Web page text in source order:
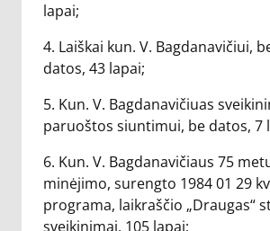
lapai;
4. Laiškai kun. V. Bagdanavičiui,
datos, 43 lapai;
5. Kun. V. Bagdanavičiuas
paruoštos siuntimui, be datos, 7
6. Kun. V. Bagdanavičiaus 75
minėjimo, surengto 1984 01 29
programa, laikraščio „Draugas“
sveikinimai, 105 lapai;